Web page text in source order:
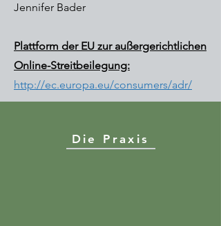
Jennifer Bader
Plattform der EU zur außergerichtlichen
Online-Streitbeilegung:
http://ec.europa.eu/consumers/adr/
Die Praxis